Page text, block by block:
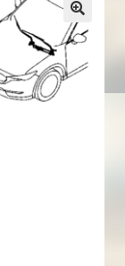
🔍